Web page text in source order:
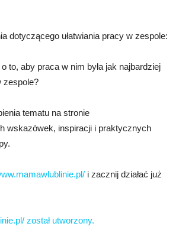
dotyczącego ułatwiania pracy w zespole:
to, aby praca w nim była jak najbardziej
zespole?
tematu na stronie
wskazówek, inspiracji i praktycznych
i zacznij działać już
został utworzony.